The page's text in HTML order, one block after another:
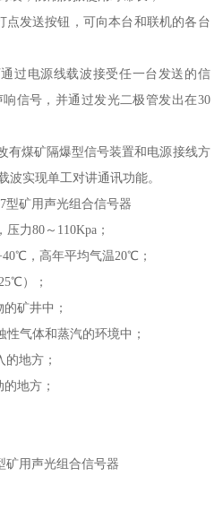
发送按钮，可向本台和联机的各台
电源线载波接受任一台发送的信
信号，并通过发光二极管发出在30
煤矿隔爆型信号装置和电源接线方
波实现单工对讲通讯功能。
型矿用声光组合信号器
力80～110Kpa；
，高年平均气温20℃；
）；
矿井中；
气体和蒸汽的环境中；
地方；
地方；
矿用声光组合信号器